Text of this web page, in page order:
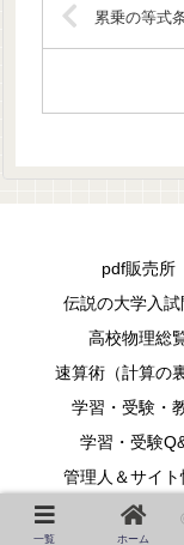
累乗の等式
pdf販売所
伝説の大学入試
高校物理総
速算術（計算の
学習・受験・
学習・受験
管理人＆サイト
一覧 ホーム